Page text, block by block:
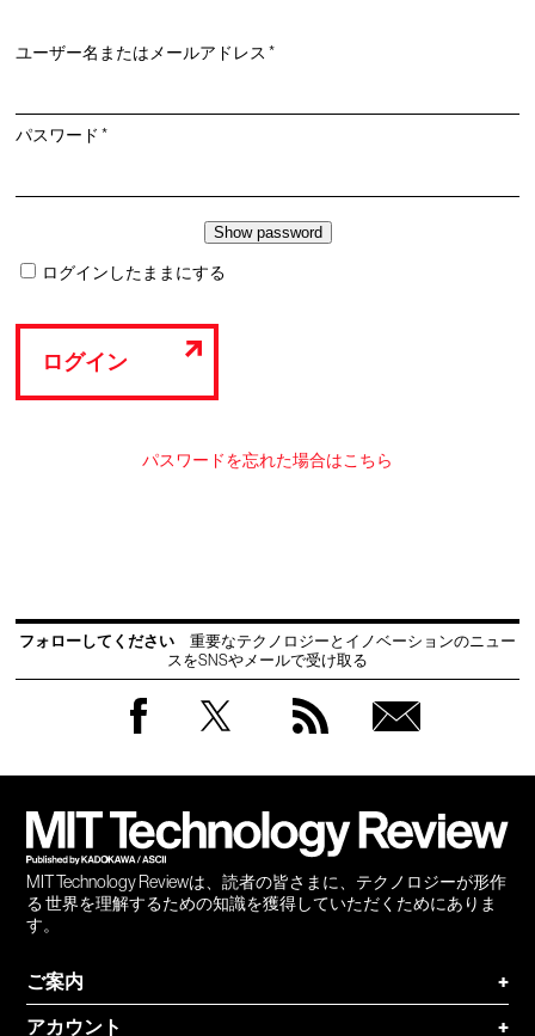
ユーザー名またはメールアドレス*必
パスワード*必
ログインしたままにする
ログイン
パスワードを忘れた場合はこちら
フォローしてください
重要なテクノロジーとイノベーションのニュー
スをSNSやメールで受け取る
MIT Technology Reviewは、読者の皆さまに、テクノロジーが形作
る 世界を理解するための知識を獲得していただくためにありま
す。
ご案内
+
アカウント
+